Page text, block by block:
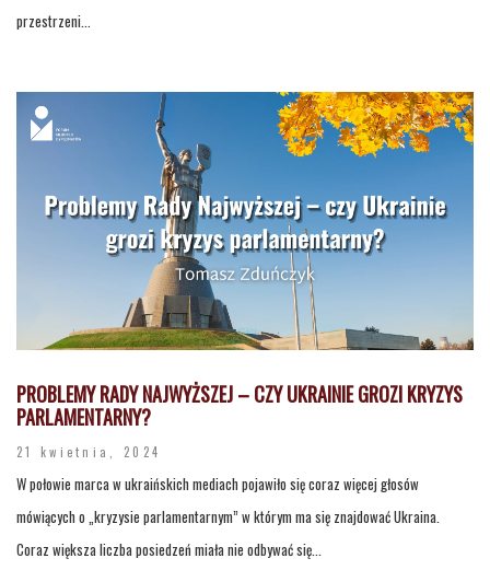
przestrzeni...
PROBLEMY RADY NAJWYŻSZEJ – CZY UKRAINIE GROZI KRYZYS
PARLAMENTARNY?
21 kwietnia, 2024
W połowie marca w ukraińskich mediach pojawiło się coraz więcej głosów
mówiących o „kryzysie parlamentarnym” w którym ma się znajdować Ukraina.
Coraz większa liczba posiedzeń miała nie odbywać się...